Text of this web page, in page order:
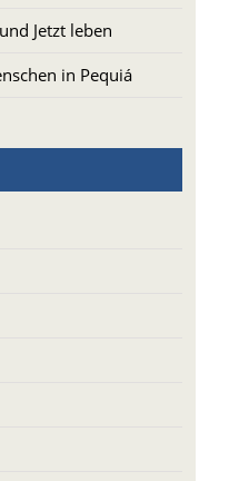
Jetzt leben
in Pequiá